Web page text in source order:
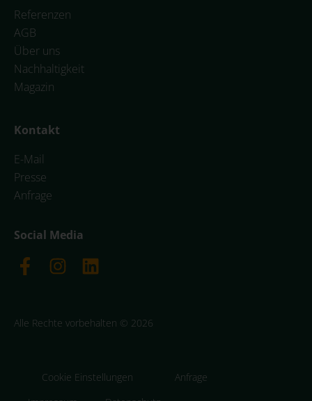
Referenzen
AGB
Über uns
Nachhaltigkeit
Magazin
Kontakt
E-Mail
Presse
Anfrage
Social Media
Alle Rechte vorbehalten © 2026
Anfrage
Cookie Einstellungen